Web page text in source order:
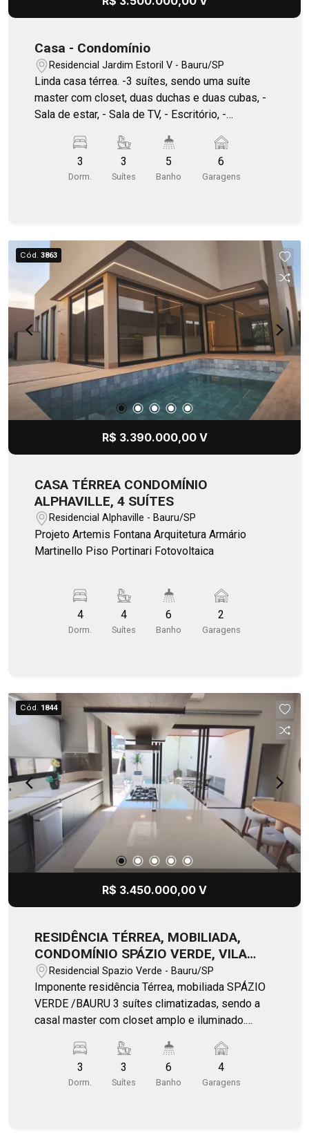
Casa - Condomínio
Residencial Jardim Estoril V - Bauru/SP
Linda casa térrea. -3 suítes, sendo uma suíte
master com closet, duas duchas e duas cubas, -
Sala de estar, - Sala de TV, - Escritório, -
integrada, - Chopeira, - Churrasqueira a gás e
churrasqueira a carvão, - Piscina aquecida, -
Energia Fotovoltaica, - Jardinagem com o
e cama de casal inclusa.
3
Dorm.
3
Suítes
5
Banho
6
Garagens
Cód. 3863
R$ 3.390.000,00 V
CASA TÉRREA CONDOMÍNIO
ALPHAVILLE, 4 SUÍTES
Residencial Alphaville - Bauru/SP
Projeto Artemis Fontana Arquitetura Armário
Martinello Piso Portinari Fotovoltaica
4
Dorm.
4
Suítes
6
Banho
2
Garagens
Cód. 1844
R$ 3.450.000,00 V
RESIDÊNCIA TÉRREA, MOBILIADA,
CONDOMÍNIO SPÁZIO VERDE, VILA
AVIAÇÃO
Residencial Spazio Verde - Bauru/SP
Imponente residência Térrea, mobiliada SPÁZIO
VERDE /BAURU 3 suítes climatizadas, sendo a
casal master com closet amplo e iluminado.
Salas de TV e estar com pé direito alto. Mobília
`Aimar`, acabamento com materiais de
primeiríssima linha. Persianas elétricas e janelas
3
Dorm.
3
Suítes
6
Banho
4
Garagens